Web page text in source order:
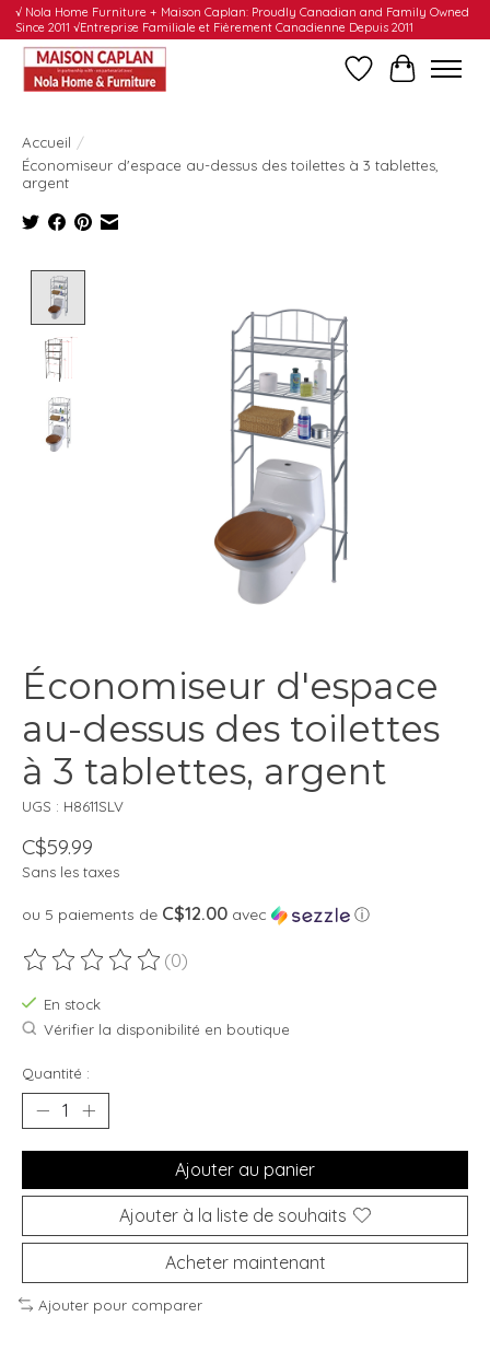
√ Nola Home Furniture + Maison Caplan: Proudly Canadian and Family Owned
Since 2011 √Entreprise Familiale et Fièrement Canadienne Depuis 2011
Liste dePanier
Accueil /
Économiseur d'espace au-dessus des toilettes à 3 tablettes,
argent
Économiseur d'espace
au-dessus des toilettes
à 3 tablettes, argent
UGS : H8611SLV
C$59.99
Sans les taxes
ou 5 paiements de C$12.00 avec ⓘ
Ce produit est évalué à
(0)
En stock
Vérifier la disponibilité en boutique
Quantité :
Ajouter au panier
Ajouter à la liste de souhaits
Acheter maintenant
Ajouter pour comparer